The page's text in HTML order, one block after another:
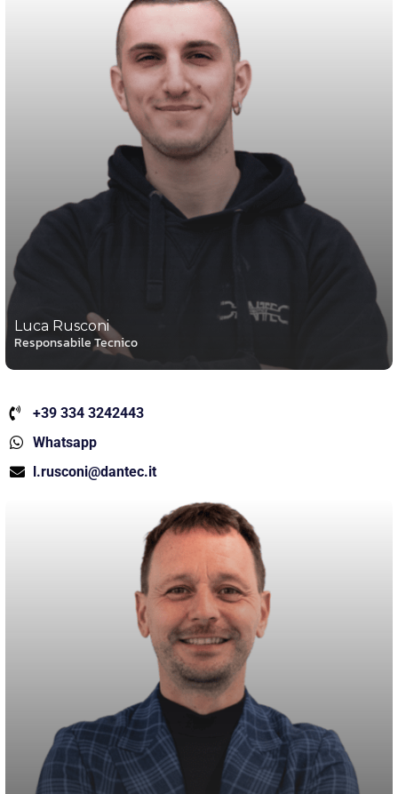
Luca Rusconi
Responsabile Tecnico
+39 334 3242443
Whatsapp
l.rusconi@dantec.it